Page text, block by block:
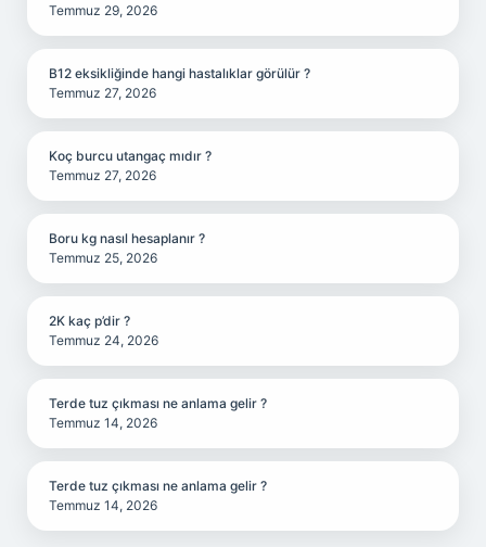
Temmuz 29, 2026
B12 eksikliğinde hangi hastalıklar görülür ?
Temmuz 27, 2026
Koç burcu utangaç mıdır ?
Temmuz 27, 2026
Boru kg nasıl hesaplanır ?
Temmuz 25, 2026
2K kaç p’dir ?
Temmuz 24, 2026
Terde tuz çıkması ne anlama gelir ?
Temmuz 14, 2026
Terde tuz çıkması ne anlama gelir ?
Temmuz 14, 2026